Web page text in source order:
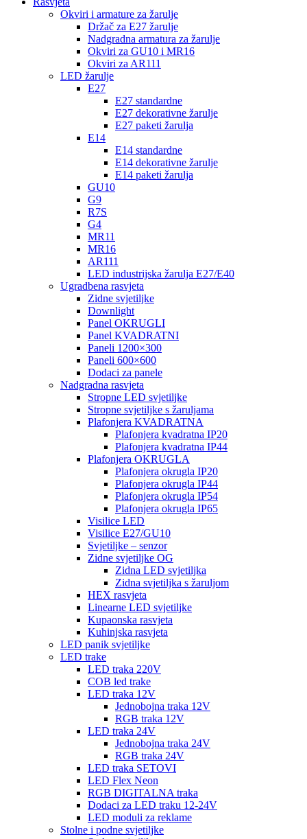
Okviri i armature za žarulje
Držač za E27 žarulje
Nadgradna armatura za žarulje
Okviri za GU10 i MR16
Okviri za AR111
LED žarulje
E27
E27 standardne
E27 dekorativne žarulje
E27 paketi žarulja
E14
E14 standardne
E14 dekorativne žarulje
E14 paketi žarulja
GU10
G9
R7S
G4
MR11
MR16
AR111
LED industrijska žarulja E27/E40
Ugradbena rasvjeta
Zidne svjetiljke
Downlight
Panel OKRUGLI
Panel KVADRATNI
Paneli 1200×300
Paneli 600×600
Dodaci za panele
Nadgradna rasvjeta
Stropne LED svjetiljke
Stropne svjetiljke s žaruljama
Plafonjera KVADRATNA
Plafonjera kvadratna IP20
Plafonjera kvadratna IP44
Plafonjera OKRUGLA
Plafonjera okrugla IP20
Plafonjera okrugla IP44
Plafonjera okrugla IP54
Plafonjera okrugla IP65
Visilice LED
Visilice E27/GU10
Svjetiljke – senzor
Zidne svjetiljke OG
Zidna LED svjetiljka
Zidna svjetiljka s žaruljom
HEX rasvjeta
Linearne LED svjetiljke
Kupaonska rasvjeta
Kuhinjska rasvjeta
LED panik svjetiljke
LED trake
LED traka 220V
COB led trake
LED traka 12V
Jednobojna traka 12V
RGB traka 12V
LED traka 24V
Jednobojna traka 24V
RGB traka 24V
LED traka SETOVI
LED Flex Neon
RGB DIGITALNA traka
Dodaci za LED traku 12-24V
LED moduli za reklame
Stolne i podne svjetiljke